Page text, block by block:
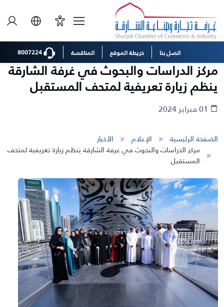
اتصل بنا خريطة الموقع المناقصة
مركز الدراسات والبحوث في غرفة الشارقة
ينظم زيارة تعريفية لمتحف المستقبل
الصفحة الرئيسية الإعلام
الأخبار
مركز الدراسات والبحوث في غرفة الشارقة ينظم زيارة تعريفية لمتحف
المستقبل